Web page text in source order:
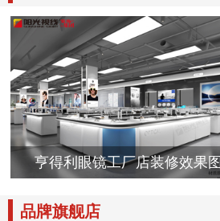
亨得利眼镜工厂店装修效果图
品牌旗舰店